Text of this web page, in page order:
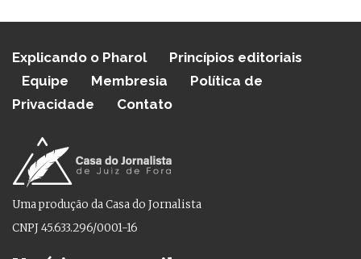
Explicando o Pharol
Princípios editoriais
Equipe
Membresia
Política de
Privacidade
Contato
Uma produção da Casa do Jornalista
CNPJ 45.633.296/0001-16